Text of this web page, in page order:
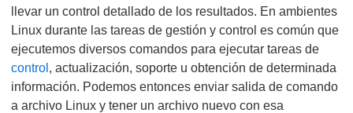
llevar un control detallado de los resultados. En ambientes
Linux durante las tareas de gestión y control es común que
ejecutemos diversos comandos para ejecutar tareas de
control , actualización, soporte u obtención de determinada
información. Podemos entonces enviar salida de comando
a archivo Linux y tener un archivo nuevo con esa